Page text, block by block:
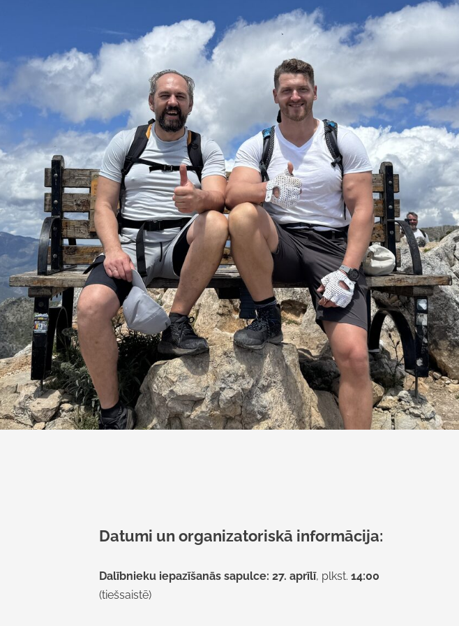
Datumi un organizatoriskā informācija:
Dalībnieku iepazīšanās sapulce: 27. aprīlī, plkst. 14:00
(tiešsaistē)